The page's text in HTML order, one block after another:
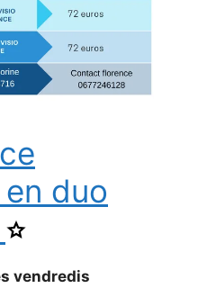
duo
Ajouter
Visio
Séance
énergétique
vendredis